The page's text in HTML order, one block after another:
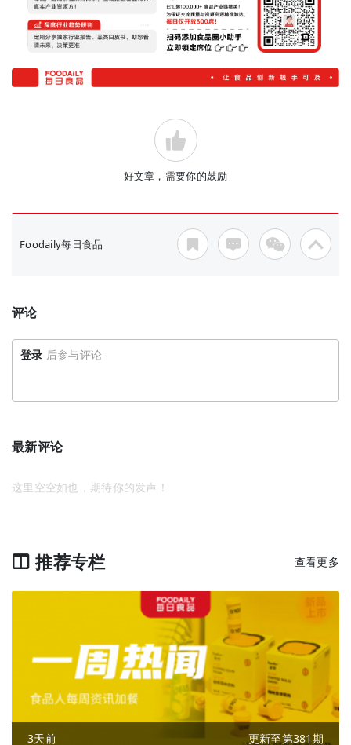
好文章，需要你的鼓励
Foodaily每日食品
评论
登录 后参与评论
最新评论
这里空空如也，期待你的发声！
推荐专栏 查看更多
3天前 更新至第381期